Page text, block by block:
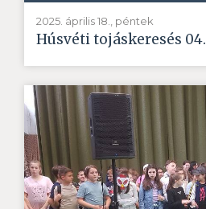
2025. április 18., péntek
Húsvéti tojáskeresés